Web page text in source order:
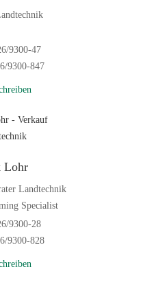
9300-47
9300-847
Lohr
Landtechnik
Specialist
9300-28
9300-828